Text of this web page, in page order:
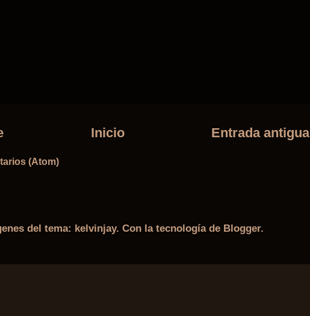
Entrada antigua
Inicio
(Atom)
del tema: kelvinjay. Con la tecnología de Blogger.